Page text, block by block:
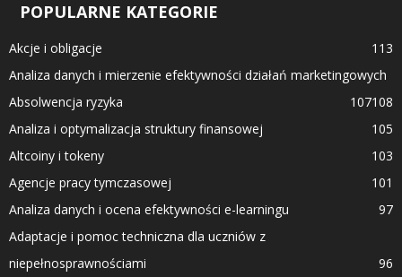
POPULARNE KATEGORIE
Akcje i obligacje
113
Analiza danych i mierzenie efektywności działań marketingowych
108
Absolwencja ryzyka
107
Analiza i optymalizacja struktury finansowej
105
Altcoiny i tokeny
103
Agencje pracy tymczasowej
101
Analiza danych i ocena efektywności e-learningu
97
Adaptacje i pomoc techniczna dla uczniów z
niepełnosprawnościami
96